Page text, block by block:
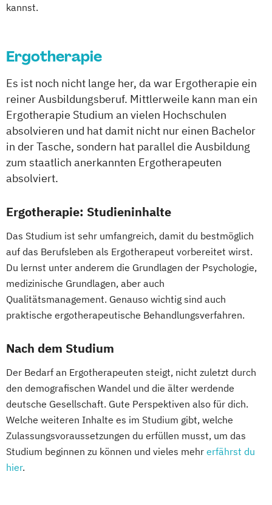
kannst.
Ergotherapie
Es ist noch nicht lange her, da war Ergotherapie ein
reiner Ausbildungsberuf. Mittlerweile kann man ein
Ergotherapie Studium an vielen Hochschulen
absolvieren und hat damit nicht nur einen Bachelor
in der Tasche, sondern hat parallel die Ausbildung
zum staatlich anerkannten Ergotherapeuten
absolviert.
Ergotherapie: Studieninhalte
Das Studium ist sehr umfangreich, damit du bestmöglich
auf das Berufsleben als Ergotherapeut vorbereitet wirst.
Du lernst unter anderem die Grundlagen der Psychologie,
medizinische Grundlagen, aber auch
Qualitätsmanagement. Genauso wichtig sind auch
praktische ergotherapeutische Behandlungsverfahren.
Nach dem Studium
Der Bedarf an Ergotherapeuten steigt, nicht zuletzt durch
den demografischen Wandel und die älter werdende
deutsche Gesellschaft. Gute Perspektiven also für dich.
Welche weiteren Inhalte es im Studium gibt, welche
Zulassungsvoraussetzungen du erfüllen musst, um das
Studium beginnen zu können und vieles mehr erfährst du
hier.